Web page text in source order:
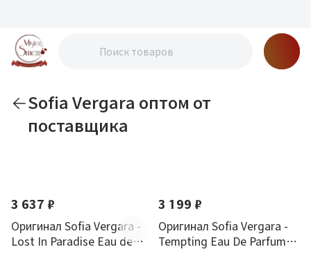
Sofia Vergara оптом от
поставщика
3 637 ₽
Оригинал Sofia Vergara -
Lost In Paradise Eau de
3 199 ₽
Оригинал Sofia Vergara -
Tempting Eau De Parfum